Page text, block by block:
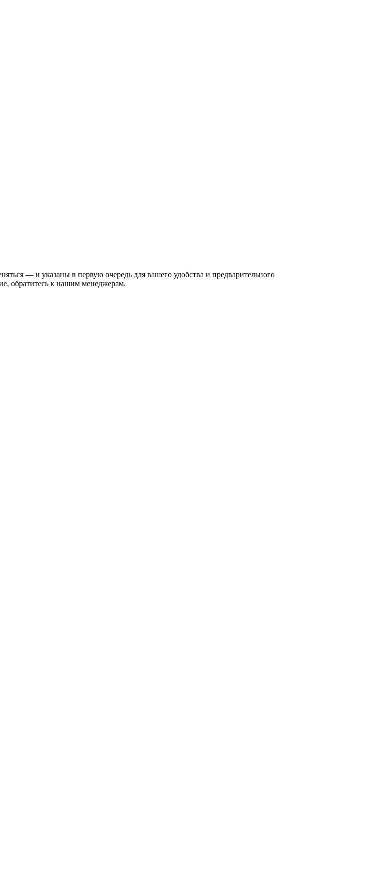
— и указаны в первую очередь для вашего удобства и предварительного
обратитесь к нашим менеджерам.